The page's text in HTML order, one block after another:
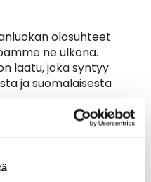
olosuhteet
ne ulkona.
laatu, joka syntyy
ja suomalaisesta
keuhkot täyteen
kohti lippua, muista,